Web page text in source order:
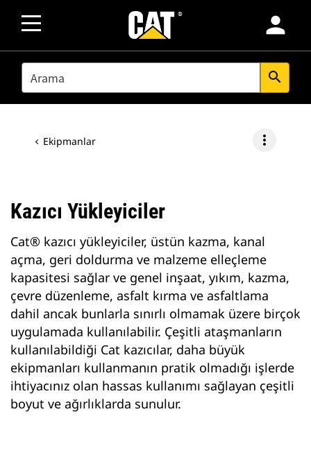
person
SEARCH search
Ekipmanlar more_vert
Kazıcı Yükleyiciler
Cat® kazıcı yükleyiciler, üstün kazma, kanal
açma, geri doldurma ve malzeme elleçleme
kapasitesi sağlar ve genel inşaat, yıkım, kazma,
çevre düzenleme, asfalt kırma ve asfaltlama
dahil ancak bunlarla sınırlı olmamak üzere birçok
uygulamada kullanılabilir. Çeşitli ataşmanların
kullanılabildiği Cat kazıcılar, daha büyük
ekipmanları kullanmanın pratik olmadığı işlerde
ihtiyacınız olan hassas kullanımı sağlayan çeşitli
boyut ve ağırlıklarda sunulur.